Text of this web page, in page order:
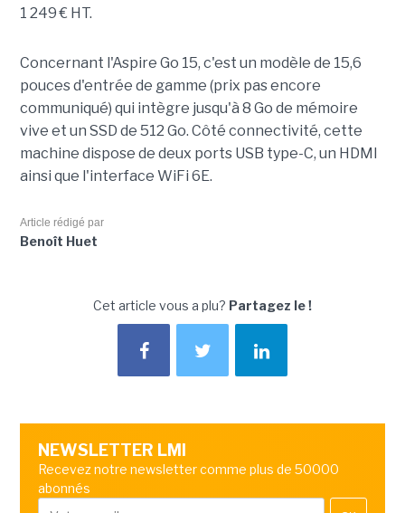
1 249 € HT.
Concernant l'Aspire Go 15, c'est un modèle de 15,6
pouces d'entrée de gamme (prix pas encore
communiqué) qui intègre jusqu'à 8 Go de mémoire
vive et un SSD de 512 Go. Côté connectivité, cette
machine dispose de deux ports USB type-C, un HDMI
ainsi que l'interface WiFi 6E.
Article rédigé par
Benoît Huet
Cet article vous a plu? Partagez le !
NEWSLETTER LMI
Recevez notre newsletter comme plus de 50000
abonnés